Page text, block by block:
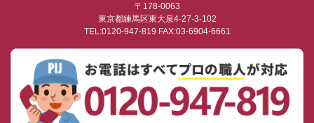
〒178-0063
東京都練馬区東大泉4-27-3-102
TEL:0120-947-819 FAX:03-6904-6661